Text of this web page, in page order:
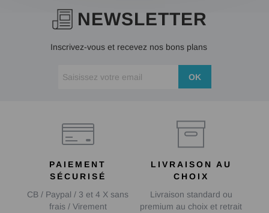
NEWSLETTER
Inscrivez-vous et recevez nos bons plans
OK
PAIEMENT
SÉCURISÉ
CB / Paypal / 3 et 4 X sans
frais / Virement
LIVRAISON AU
CHOIX
Livraison standard ou
premium au choix et retrait